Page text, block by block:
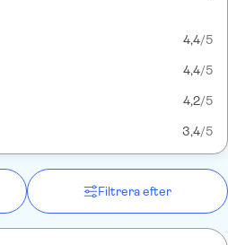
4,4/5
4,4/5
4,2/5
3,4/5
Filtrera efter